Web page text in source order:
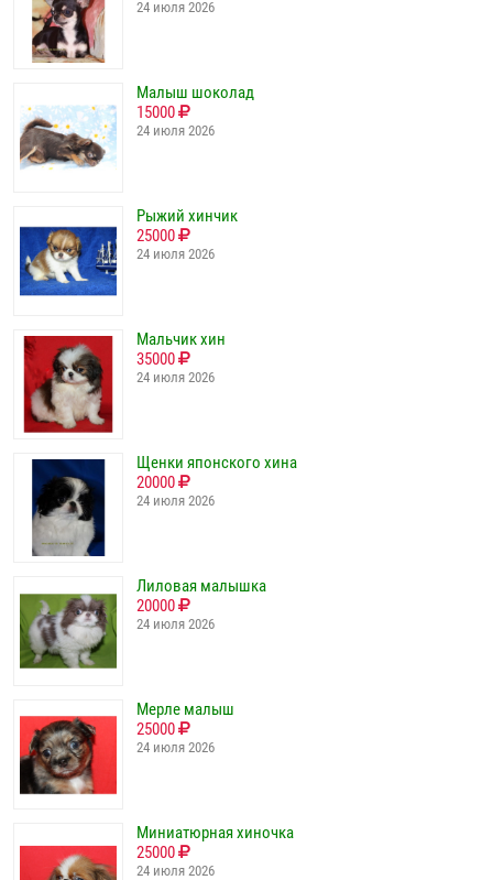
24 июля 2026
Малыш шоколад
15000
24 июля 2026
Рыжий хинчик
25000
24 июля 2026
Мальчик хин
35000
24 июля 2026
Щенки японского хина
20000
24 июля 2026
Лиловая малышка
20000
24 июля 2026
Мерле малыш
25000
24 июля 2026
Миниатюрная хиночка
25000
24 июля 2026